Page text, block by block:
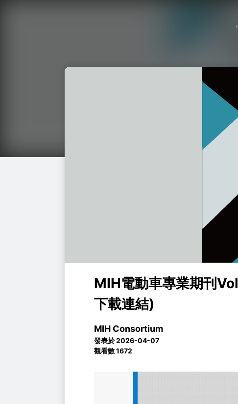
MIH電動車專業期刊
下載連結)
MIH Consortium
發表於 2026-04-07
觀看數 1672